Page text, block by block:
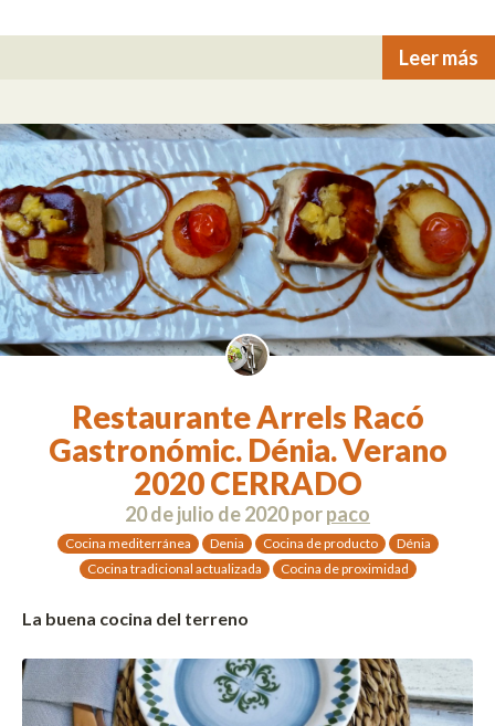
Leer más
Restaurante Arrels Racó
Gastronómic. Dénia. Verano
2020 CERRADO
20 de julio de 2020porpaco
Cocina mediterránea Denia Cocina de producto
Dénia
Cocina tradicional actualizada
Cocina de proximidad
La buena cocina del terreno